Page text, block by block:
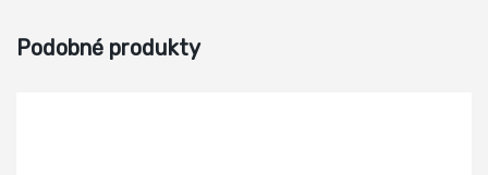
Podobné produkty